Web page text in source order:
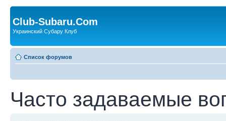
Club-Subaru.Com
Украинский Субару Клуб
Список форумов
Часто задаваемые